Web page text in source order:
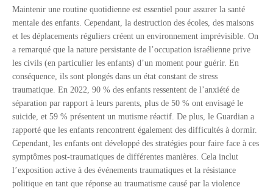
Maintenir une routine quotidienne est essentiel pour assurer la santé
mentale des enfants. Cependant, la destruction des écoles, des maisons
et les déplacements réguliers créent un environnement imprévisible. On
a remarqué que la nature persistante de l’occupation israélienne prive
les civils (en particulier les enfants) d’un moment pour guérir. En
conséquence, ils sont plongés dans un état constant de stress
traumatique. En 2022, 90 % des enfants ressentent de l’anxiété de
séparation par rapport à leurs parents, plus de 50 % ont envisagé le
suicide, et 59 % présentent un mutisme réactif. De plus, le Guardian a
rapporté que les enfants rencontrent également des difficultés à dormir.
Cependant, les enfants ont développé des stratégies pour faire face à ces
symptômes post-traumatiques de différentes manières. Cela inclut
l’exposition active à des événements traumatiques et la résistance
politique en tant que réponse au traumatisme causé par la violence